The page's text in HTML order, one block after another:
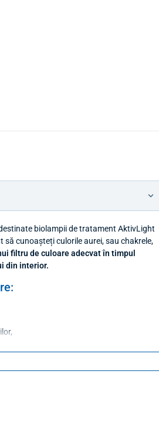
biolampii de tratament AktivLight
cunoașteți culorile aurei, sau chakrele,
filtru de culoare adecvat în timpul
din interior.